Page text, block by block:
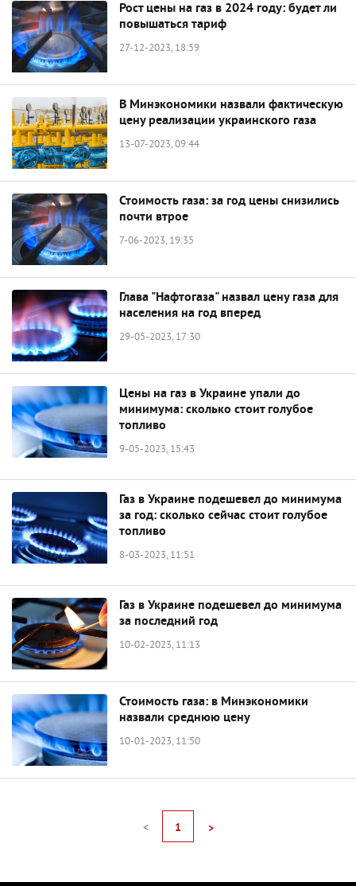
Рост цены на газ в 2024 году: будет ли
повышаться тариф
27-12-2023, 18:59
В Минэкономики назвали фактическую
цену реализации украинского газа
13-07-2023, 09:44
Стоимость газа: за год цены снизились
почти втрое
7-06-2023, 19:35
Глава "Нафтогаза" назвал цену газа для
населения на год вперед
29-05-2023, 17:30
Цены на газ в Украине упали до
минимума: сколько стоит голубое
топливо
9-05-2023, 15:43
Газ в Украине подешевел до минимума
за год: сколько сейчас стоит голубое
топливо
8-03-2023, 11:51
Газ в Украине подешевел до минимума
за последний год
10-02-2023, 11:13
Стоимость газа: в Минэкономики
назвали среднюю цену
10-01-2023, 11:50
< 1 >